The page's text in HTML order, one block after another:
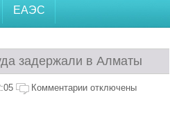
ЕАЭС
задержали в Алматы
Комментарии отключены